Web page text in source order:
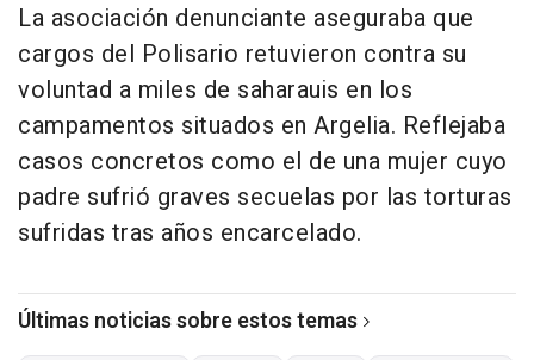
La asociación denunciante aseguraba que
cargos del Polisario retuvieron contra su
voluntad a miles de saharauis en los
campamentos situados en Argelia. Reflejaba
casos concretos como el de una mujer cuyo
padre sufrió graves secuelas por las torturas
sufridas tras años encarcelado.
Últimas noticias sobre estos temas